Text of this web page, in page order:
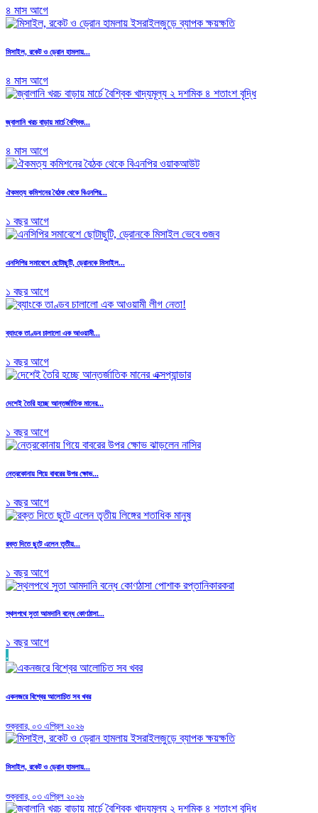
৪ মাস আগে
মিসাইল, রকেট ও ড্রোন হামলায়...
৪ মাস আগে
জ্বালানি খরচ বাড়ায় মার্চে বৈশ্বিক...
৪ মাস আগে
ঐকমত্য কমিশনের বৈঠক থেকে বিএনপির...
১ বছর আগে
এনসিপির সমাবেশে ছোটাছুটি, ড্রোনকে মিসাইল...
১ বছর আগে
ব্যাংকে তাণ্ডব চালালো এক আওয়ামী...
১ বছর আগে
দেশেই তৈরি হচ্ছে আন্তর্জাতিক মানের...
১ বছর আগে
নেত্রকোনায় গিয়ে বাবরের উপর ক্ষোভ...
১ বছর আগে
রক্ত দিতে ছুটে এলেন তৃতীয়...
১ বছর আগে
স্থলপথে সুতা আমদানি বন্ধে কোণঠাসা...
১ বছর আগে
.
একনজরে বিশ্বের আলোচিত সব খবর
শুক্রবার, ০৩ এপ্রিল ২০২৬
মিসাইল, রকেট ও ড্রোন হামলায়...
শুক্রবার, ০৩ এপ্রিল ২০২৬